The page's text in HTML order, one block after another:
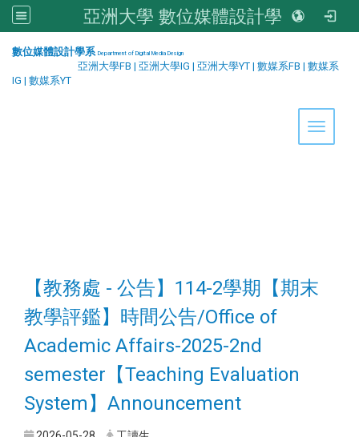
亞洲大學 數位媒體設計學系
數位媒體設計學系 Department of Digital Media Design
亞洲大學FB | 亞洲大學IG | 亞洲大學YT | 數媒系FB | 數媒系
IG | 數媒系YT
Toggle
【教務處 - 公告】114-2學期【期末
教學評鑑】時間公告/Office of
Academic Affairs-2025-2nd
semester【Teaching Evaluation
System】Announcement